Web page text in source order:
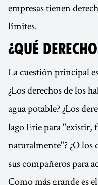
empresas tienen
límites.
¿QUÉ
La cuestión principal
¿Los derechos de los
agua potable? ¿Los
lago Erie para "existir,
naturalmente"? ¿O los
sus compañeros para
Como más grande es